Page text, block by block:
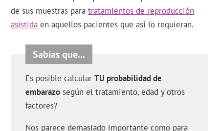
de sus muestras paratratamientos de reproducción
asistida en aquellos pacientes que así lo requieran.
Es posible calcularTU probabilidad de
embarazo según el tratamiento, edad y otros
factores?
Nos parece demasiado importante como para